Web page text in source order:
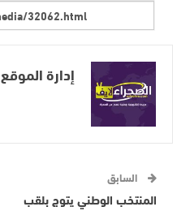
إدارة الموقع
السابق
المنتخب الوطني يتوج بلقب